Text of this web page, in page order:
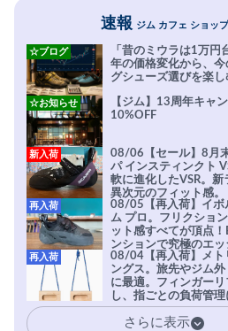
速報 ジム カフェ ショップ
「昔のミウラは1万円
年の価格変化から、
グシューズ選びを楽し
☆ブログ
【ジム】13周年キャ
10%OFF
☆お知らせ
08/06【セール】8月
パ インスティンクト
軟に進化したVSR。新
異次元のフィット感。
新入荷
08/05【再入荷】イボ
ム プロ。フリクショ
ット感すべてが頂点
ンションで究極のエッ
実現。進化系ラバー
を凌駕する粘着力で極
安心感。
再入荷
08/04【再入荷】メト
ングス。旅先やジム
に最適。フィンガー
し、指ごとの負荷管
イマーの指を本気で
再入荷
さらに表示